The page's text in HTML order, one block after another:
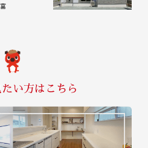
い方はこちら